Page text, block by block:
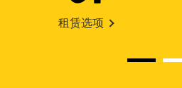
租赁选项